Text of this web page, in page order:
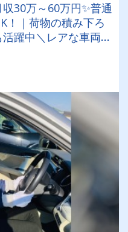
30万～60万円✨普通
！｜荷物の積み下ろ
躍中＼レアな車両に